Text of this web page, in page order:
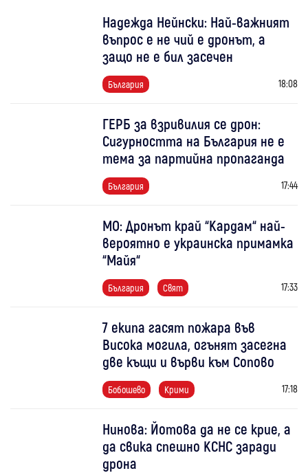
Надежда Нейнски: Най-важният
въпрос е не чий е дронът, а
защо не е бил засечен
България 18:08
ГЕРБ за взривилия се дрон:
Сигурността на България не е
тема за партийна пропаганда
България 17:44
МО: Дронът край “Кардам“ най-
вероятно е украинска примамка
“Майя“
България Свят 17:33
7 екипа гасят пожара във
Висока могила, огънят засегна
две къщи и върви към Сопово
Бобошево Крими 17:18
Нинова: Йотова да не се крие, а
да свика спешно КСНС заради
дрона